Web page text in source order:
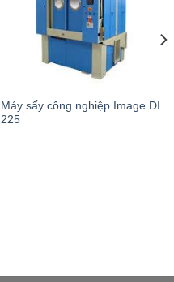
Máy sấy công nghiệp Image DI
225